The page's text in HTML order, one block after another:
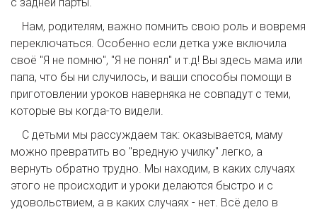
Нам, родителям, важно помнить свою роль и вовремя
переключаться. Особенно если детка уже включила
своё "Я не помню", "Я не понял" и т.д! Вы здесь мама или
папа, что бы ни случилось, и ваши способы помощи в
приготовлении уроков наверняка не совпадут с теми,
которые вы когда-то видели.
С детьми мы рассуждаем так: оказывается, маму
можно превратить во "вредную училку" легко, а
вернуть обратно трудно. Мы находим, в каких случаях
этого не происходит и уроки делаются быстро и с
удовольствием, а в каких случаях - нет. Всё дело в